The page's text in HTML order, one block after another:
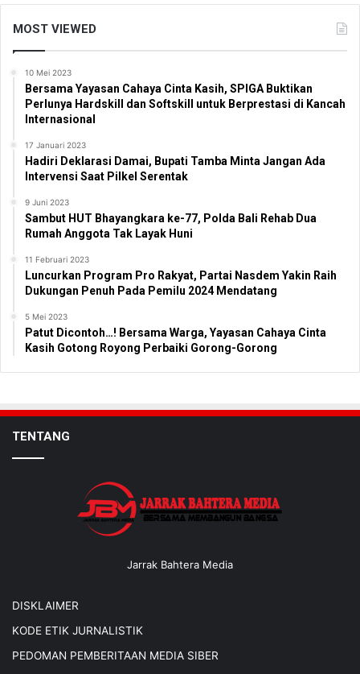
MOST VIEWED
10 Mei 2023
Bersama Yayasan Cahaya Cinta Kasih, SPIGA Buktikan
Perlunya Hardskill dan Softskill untuk Berprestasi di Kancah
Internasional
17 Januari 2023
Hadiri Deklarasi Damai, Bupati Tamba Minta Jangan Ada
Intervensi Saat Pilkel Serentak
9 Juni 2023
Sambut HUT Bhayangkara ke-77, Polda Bali Rehab Dua
Rumah Anggota Tak Layak Huni
11 Februari 2023
Luncurkan Program Pro Rakyat, Partai Nasdem Yakin Raih
Dukungan Penuh Pada Pemilu 2024 Mendatang
5 Mei 2023
Patut Dicontoh…! Bersama Warga, Yayasan Cahaya Cinta
Kasih Gotong Royong Perbaiki Gorong-Gorong
TENTANG
Jarrak Bahtera Media
DISKLAIMER
KODE ETIK JURNALISTIK
PEDOMAN PEMBERITAAN MEDIA SIBER